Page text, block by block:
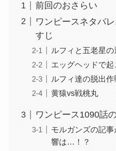
前回のおさらい
ワンピースネタバ
すじ
ルフィと五老星
エッグヘッドで起
ルフィ達の脱出作
黄猿vs戦桃丸
ワンピース1090話
モルガンズの記
響は…！？